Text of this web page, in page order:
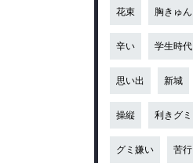
花束 胸きゅん
辛い 学生時代
思い出 新城
操縦 利きグミ
グミ嫌い 苦行